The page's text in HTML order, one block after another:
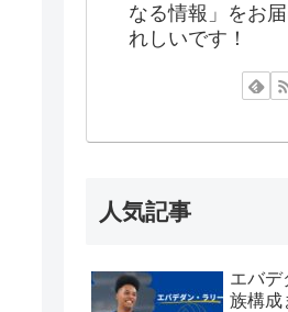
なる情報」をお
れしいです！
人気記事
エバデ
族構成